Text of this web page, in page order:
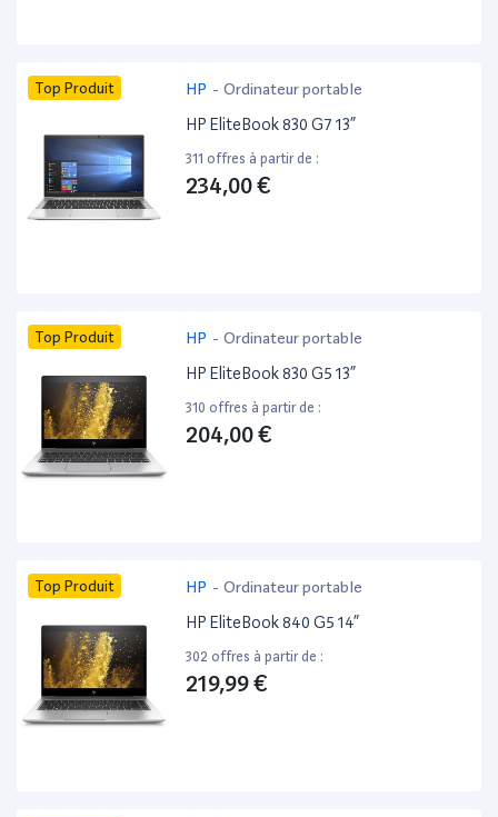
Top Produit HP - Ordinateur portable
HP EliteBook 830 G7 13”
311 offres à partir de :
234,00 €
Top Produit HP - Ordinateur portable
HP EliteBook 830 G5 13”
310 offres à partir de :
204,00 €
Top Produit HP - Ordinateur portable
HP EliteBook 840 G5 14”
302 offres à partir de :
219,99 €